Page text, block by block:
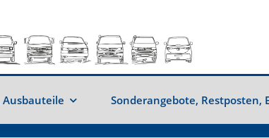
Ausbauteile Sonderangebote, Restposten,